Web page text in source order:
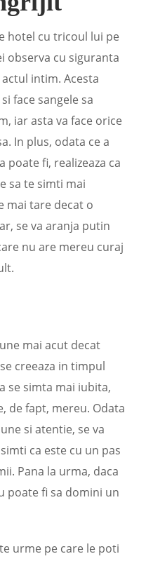
hotel cu tricoul lui pe
observa cu siguranta
intim. Acesta
face sangele sa
iar asta va face orice
In plus, odata ce a
poate fi, realizeaza ca
sa te simti mai
mai tare decat o
se va aranja putin
nu are mereu curaj
mai acut decat
creeaza in timpul
se simta mai iubita,
de fapt, mereu. Odata
si atentie, se va
ca este cu un pas
Pana la urma, daca
poate fi sa domini un
urme pe care le poti